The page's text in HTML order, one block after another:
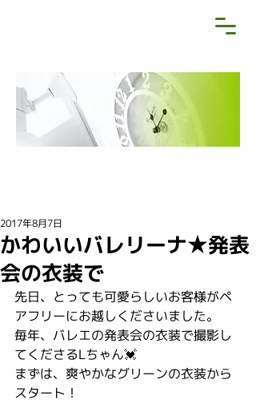
かわいいバレリーナ★発表
会の衣装で
2017年8月7日
先日、とっても可愛らしいお客様がペ
アフリーにお越しくださいました。
毎年、バレエの発表会の衣装で撮影し
てくださるLちゃん💓
まずは、爽やかなグリーンの衣装から
スタート！